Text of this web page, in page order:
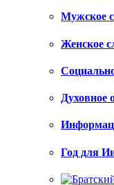
Мужское
Женское
Духовное
Год для